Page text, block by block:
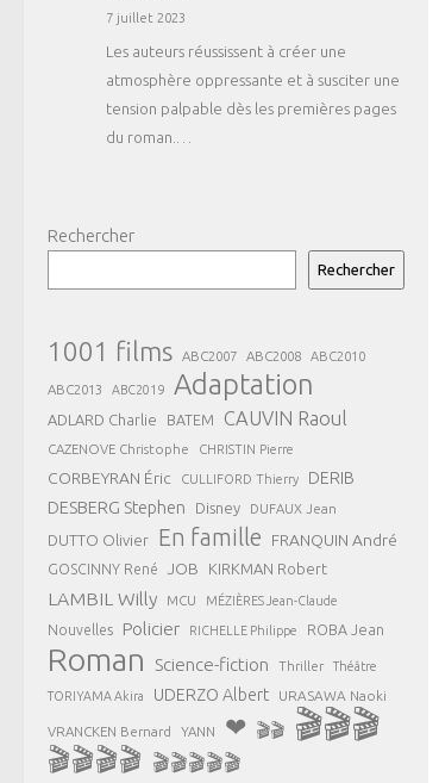
7 juillet 2023
Les auteurs réussissent à créer une
atmosphère oppressante et à susciter une
tension palpable dès les premières pages
du roman.…
Rechercher
Rechercher
1001 films ABC2007 ABC2008 ABC2010
ABC2013 ABC2019 Adaptation
ADLARD Charlie BATEM CAUVIN Raoul
CAZENOVE Christophe CHRISTIN Pierre
CORBEYRAN Éric CULLIFORD Thierry DERIB
DESBERG Stephen Disney DUFAUX Jean
DUTTO Olivier En famille FRANQUIN André
GOSCINNY René JOB KIRKMAN Robert
LAMBIL Willy MCU MÉZIÈRES Jean-Claude
Nouvelles Policier RICHELLE Philippe ROBA Jean
Roman Science-fiction Thriller Théâtre
TORIYAMA Akira UDERZO Albert URASAWA Naoki
VRANCKEN Bernard YANN ❤ 🎬🎬 🎬🎬🎬
🎬🎬🎬🎬 🎬🎬🎬🎬🎬